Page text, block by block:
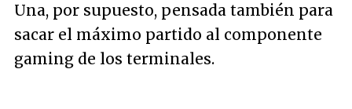
Una, por supuesto, pensada también para
sacar el máximo partido al componente
gaming de los terminales.